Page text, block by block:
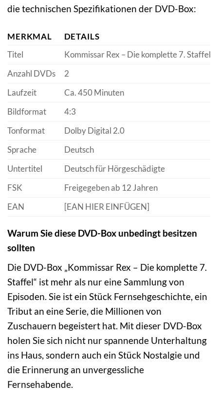
die technischen Spezifikationen der DVD-Box:
MERKMAL
DETAILS
Titel
Kommissar Rex – Die komplette 7. Staffel
Anzahl DVDs
2
Laufzeit
Ca. 450 Minuten
Bildformat
4:3
Tonformat
Dolby Digital 2.0
Sprache
Deutsch
Untertitel
Deutsch für Hörgeschädigte
FSK
Freigegeben ab 12 Jahren
EAN
[EAN HIER EINFÜGEN]
Warum Sie diese DVD-Box unbedingt besitzen
sollten
Die DVD-Box „Kommissar Rex – Die komplette 7.
Staffel“ ist mehr als nur eine Sammlung von
Episoden. Sie ist ein Stück Fernsehgeschichte, ein
Tribut an eine Serie, die Millionen von
Zuschauern begeistert hat. Mit dieser DVD-Box
holen Sie sich nicht nur spannende Unterhaltung
ins Haus, sondern auch ein Stück Nostalgie und
die Erinnerung an unvergessliche
Fernsehabende.